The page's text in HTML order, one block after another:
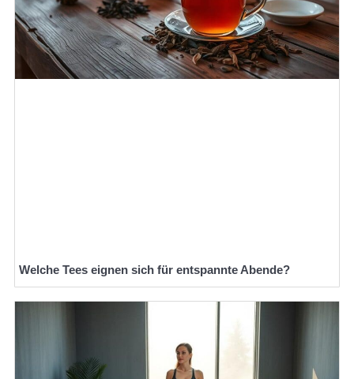
Welche Tees eignen sich für entspannte Abende?